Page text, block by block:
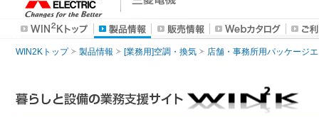
WIN2Kトップ 製品情報 [業務用]空調・換気 店舗・事務所用パッケージ